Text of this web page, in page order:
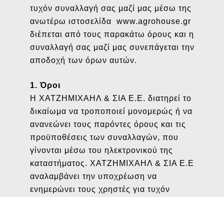
τυχόν συναλλαγή σας μαζί μας μέσω της
ανωτέρω ιστοσελίδα www.agrohouse.gr
διέπεται από τους παρακάτω όρους και η
συναλλαγή σας μαζί μας συνεπάγεται την
αποδοχή των όρων αυτών.
1. Όροι
Η ΧΑΤΖΗΜΙΧΑΗΛ & ΣΙΑ Ε.Ε. διατηρεί το
δικαίωμα να τροποποιεί μονομερώς ή να
ανανεώνει τους παρόντες όρους και τις
προϋποθέσεις των συναλλαγών, που
γίνονται μέσω του ηλεκτρονικού της
καταστήματος. ΧΑΤΖΗΜΙΧΑΗΛ & ΣΙΑ Ε.Ε
αναλαμβάνει την υποχρέωση να
ενημερώνει τους χρηστές για τυχόν